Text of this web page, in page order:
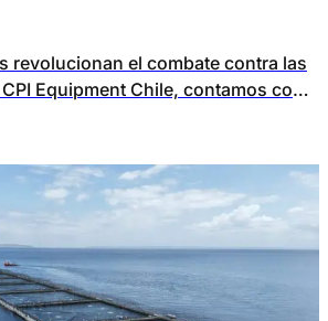
revolucionan el combate contra las
Equipment Chile, contamos con